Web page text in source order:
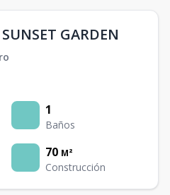
GARDEN
1
Baños
70 M²
Construcción